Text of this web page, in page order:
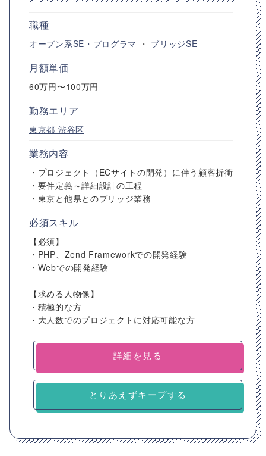
職種
オープン系SE・プログラマ ・ ブリッジSE
月額単価
60万円〜100万円
勤務エリア
東京都 渋谷区
業務内容
・プロジェクト（ECサイトの開発）に伴う顧客折衝
・要件定義～詳細設計の工程
・東京と他県とのブリッジ業務
必須スキル
【必須】
・PHP、Zend Frameworkでの開発経験
・Webでの開発経験
【求める人物像】
・積極的な方
・大人数でのプロジェクトに対応可能な方
詳細を見る
とりあえずキープする